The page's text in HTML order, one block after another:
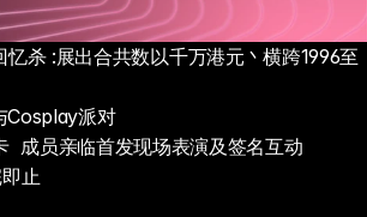
杀 :展出合共数以千万港元丶横跨1996至
Cosplay派对
成员亲临首发现场表演及签名互动
止